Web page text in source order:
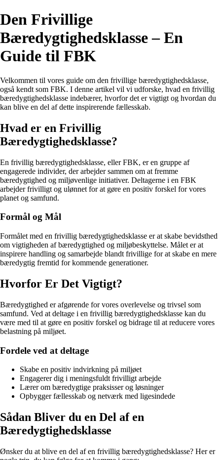
Den Frivillige
Bæredygtighedsklasse – En
Guide til FBK
Velkommen til vores guide om den frivillige bæredygtighedsklasse,
også kendt som FBK. I denne artikel vil vi udforske, hvad en frivillig
bæredygtighedsklasse indebærer, hvorfor det er vigtigt og hvordan du
kan blive en del af dette inspirerende fællesskab.
Hvad er en Frivillig
Bæredygtighedsklasse?
En frivillig bæredygtighedsklasse, eller FBK, er en gruppe af
engagerede individer, der arbejder sammen om at fremme
bæredygtighed og miljøvenlige initiativer. Deltagerne i en FBK
arbejder frivilligt og ulønnet for at gøre en positiv forskel for vores
planet og samfund.
Formål og Mål
Formålet med en frivillig bæredygtighedsklasse er at skabe bevidsthed
om vigtigheden af bæredygtighed og miljøbeskyttelse. Målet er at
inspirere handling og samarbejde blandt frivillige for at skabe en mere
bæredygtig fremtid for kommende generationer.
Hvorfor Er Det Vigtigt?
Bæredygtighed er afgørende for vores overlevelse og trivsel som
samfund. Ved at deltage i en frivillig bæredygtighedsklasse kan du
være med til at gøre en positiv forskel og bidrage til at reducere vores
belastning på miljøet.
Fordele ved at deltage
Skabe en positiv indvirkning på miljøet
Engagerer dig i meningsfuldt frivilligt arbejde
Lærer om bæredygtige praksisser og løsninger
Opbygger fællesskab og netværk med ligesindede
Sådan Bliver du en Del af en
Bæredygtighedsklasse
Ønsker du at blive en del af en frivillig bæredygtighedsklasse? Her er